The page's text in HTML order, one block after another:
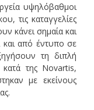
υψηλόβαθμοι
τις καταγγελίες
κάνει σημαία και
και από έντυπο σε
τη διπλή
της Novartis,
με εκείνους